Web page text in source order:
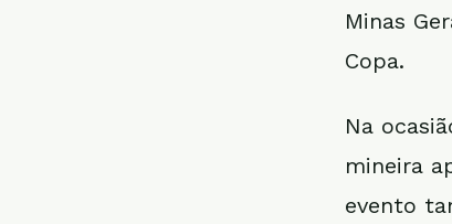
Minas
Copa.
Na
mineira
evento